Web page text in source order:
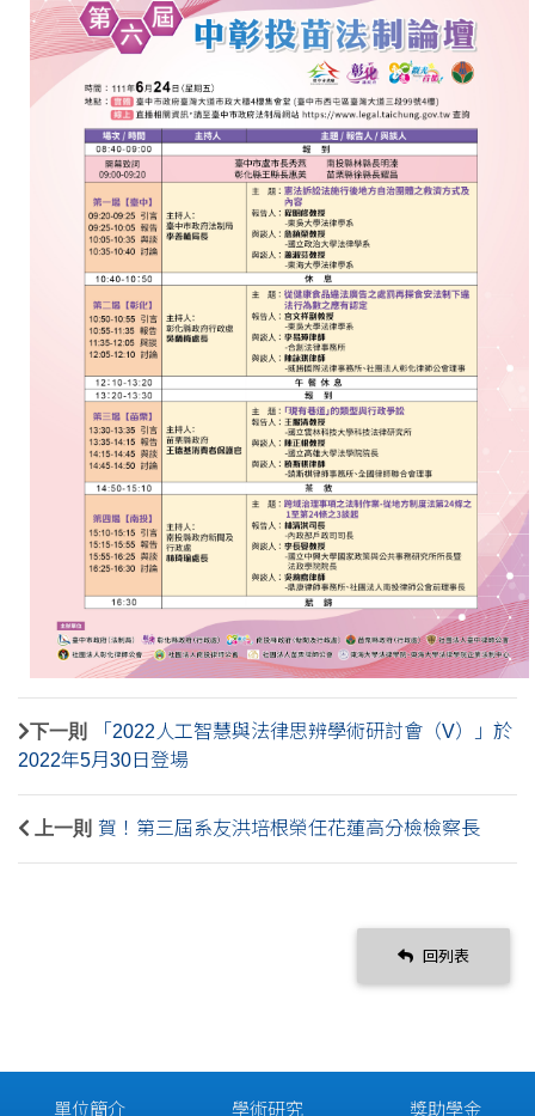
下一則
「2022人工智慧與法律思辨學術研討會（V）」於
2022年5月30日登場
上一則 賀！第三屆系友洪培根榮任花蓮高分檢檢察長
回列表
單位簡介 學術研究 獎助學金